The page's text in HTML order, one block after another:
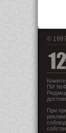
©
ПИ
При